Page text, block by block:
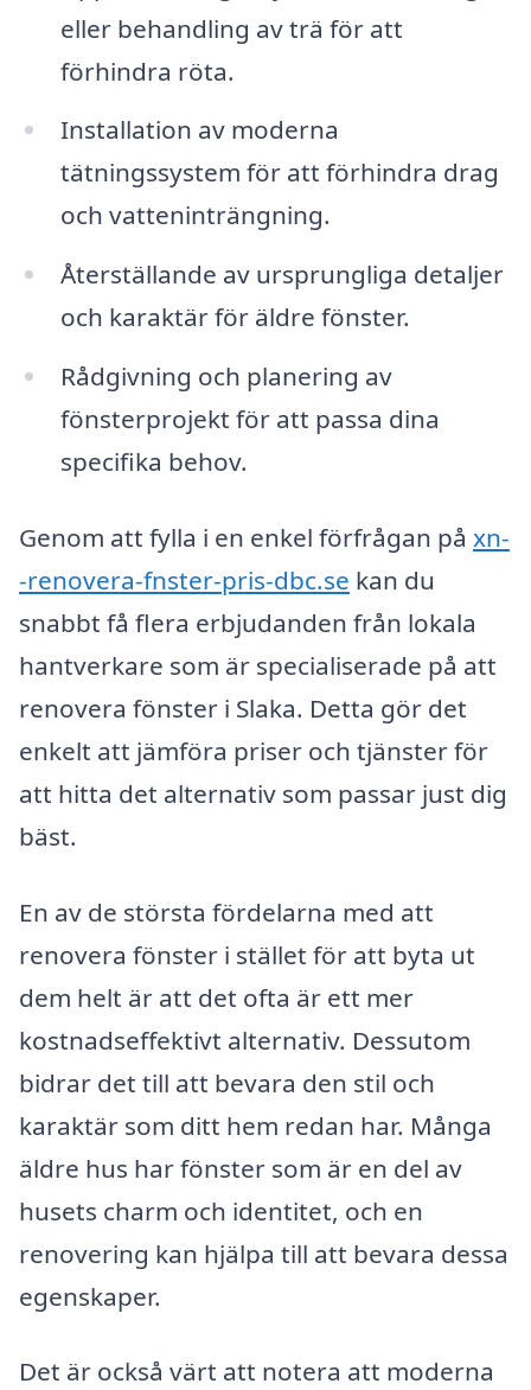
eller behandling av trä för att
förhindra röta.
Installation av moderna
tätningssystem för att förhindra drag
och vatteninträngning.
Återställande av ursprungliga detaljer
och karaktär för äldre fönster.
Rådgivning och planering av
fönsterprojekt för att passa dina
specifika behov.
Genom att fylla i en enkel förfrågan på xn-
-renovera-fnster-pris-dbc.se kan du
snabbt få flera erbjudanden från lokala
hantverkare som är specialiserade på att
renovera fönster i Slaka. Detta gör det
enkelt att jämföra priser och tjänster för
att hitta det alternativ som passar just dig
bäst.
En av de största fördelarna med att
renovera fönster i stället för att byta ut
dem helt är att det ofta är ett mer
kostnadseffektivt alternativ. Dessutom
bidrar det till att bevara den stil och
karaktär som ditt hem redan har. Många
äldre hus har fönster som är en del av
husets charm och identitet, och en
renovering kan hjälpa till att bevara dessa
egenskaper.
Det är också värt att notera att moderna